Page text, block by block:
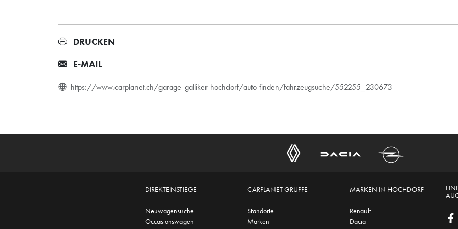
DRUCKEN
E-MAIL
https://www.carplanet.ch/garage-galliker-hochdorf/auto-finden/fahrzeugsuche/552255_230673
DIREKTEINSTIEGE
Neuwagensuche
Occasionswagen
CARPLANET GRUPPE
Standorte
Marken
MARKEN IN HOCHDORF
Renault
Dacia